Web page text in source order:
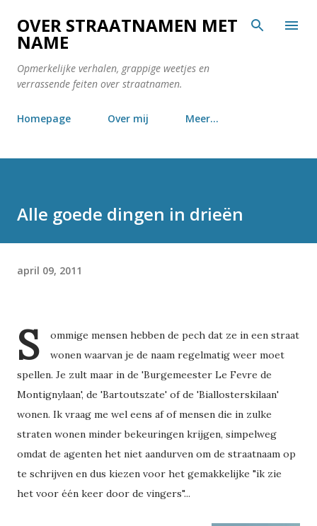
Doorgaan naar hoofdcontent
OVER STRAATNAMEN MET
NAME
Opmerkelijke verhalen, grappige weetjes en
verrassende feiten over straatnamen.
Homepage Over mij Meer…
Alle goede dingen in drieën
april 09, 2011
S
ommige mensen hebben de pech dat ze in een straat
wonen waarvan je de naam regelmatig weer moet
spellen. Je zult maar in de 'Burgemeester Le Fevre de
Montignylaan', de 'Bartoutszate' of de 'Biallosterskilaan'
wonen. Ik vraag me wel eens af of mensen die in zulke
straten wonen minder bekeuringen krijgen, simpelweg
omdat de agenten het niet aandurven om de straatnaam op
te schrijven en dus kiezen voor het gemakkelijke "ik zie
het voor één keer door de vingers"...